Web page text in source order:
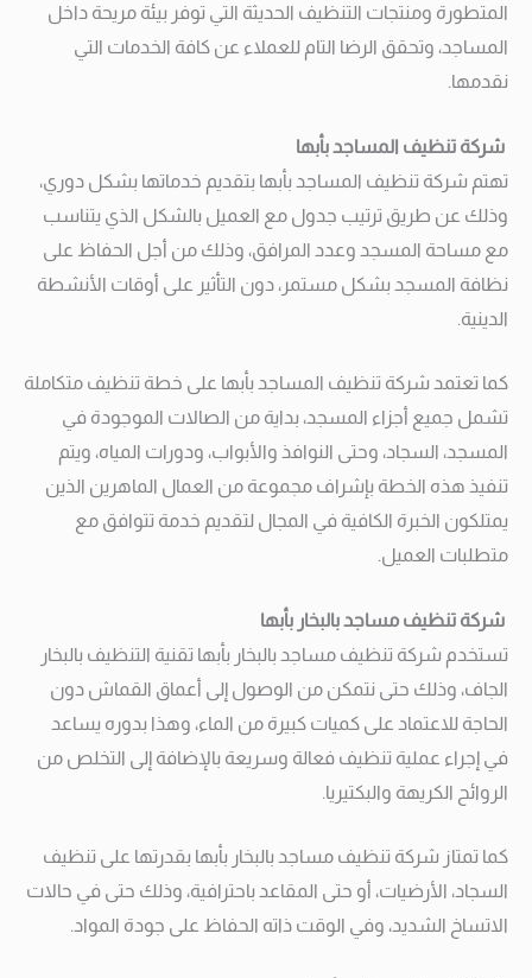
المتطورة ومنتجات التنظيف الحديثة التي توفر بيئة مريحة داخل
المساجد، وتحقق الرضا التام للعملاء عن كافة الخدمات التي
نقدمها.
شركة تنظيف المساجد بأبها
تهتم شركة تنظيف المساجد بأبها بتقديم خدماتها بشكل دوري،
وذلك عن طريق ترتيب جدول مع العميل بالشكل الذي يتناسب
مع مساحة المسجد وعدد المرافق، وذلك من أجل الحفاظ على
نظافة المسجد بشكل مستمر، دون التأثير على أوقات الأنشطة
الدينية.
كما تعتمد شركة تنظيف المساجد بأبها على خطة تنظيف متكاملة
تشمل جميع أجزاء المسجد، بداية من الصالات الموجودة في
المسجد، السجاد، وحتى النوافذ والأبواب، ودورات المياه، ويتم
تنفيذ هذه الخطة بإشراف مجموعة من العمال الماهرين الذين
يمتلكون الخبرة الكافية في المجال لتقديم خدمة تتوافق مع
متطلبات العميل.
شركة تنظيف مساجد بالبخار بأبها
تستخدم شركة تنظيف مساجد بالبخار بأبها تقنية التنظيف بالبخار
الجاف، وذلك حتى نتمكن من الوصول إلى أعماق القماش دون
الحاجة للاعتماد على كميات كبيرة من الماء، وهذا بدوره يساعد
في إجراء عملية تنظيف فعالة وسريعة بالإضافة إلى التخلص من
الروائح الكريهة والبكتيريا.
كما تمتاز شركة تنظيف مساجد بالبخار بأبها بقدرتها على تنظيف
السجاد، الأرضيات، أو حتى المقاعد باحترافية، وذلك حتى في حالات
الاتساخ الشديد، وفي الوقت ذاته الحفاظ على جودة المواد.